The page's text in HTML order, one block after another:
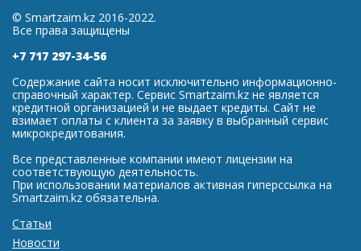
© Smartzaim.kz 2016-2022.
Все права защищены
+7 717 297-34-56
Содержание сайта носит исключительно информационно-
справочный характер. Сервис Smartzaim.kz не является
кредитной организацией и не выдает кредиты. Сайт не
взимает оплаты с клиента за заявку в выбранный сервис
микрокредитования.
Все представленные компании имеют лицензии на
соответствующую деятельность.
При использовании материалов активная гиперссылка на
Smartzaim.kz обязательна.
Статьи
Новости